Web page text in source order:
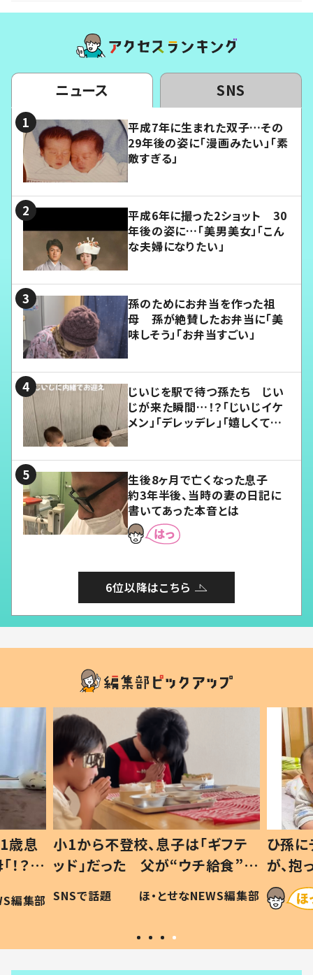
ニュース SNS
平成7年に生まれた双子…その
29年後の姿に「漫画みたい」「素
敵すぎる」
平成6年に撮った2ショット 30
年後の姿に…「美男美女」「こん
な夫婦になりたい」
孫のためにお弁当を作った祖
母 孫が絶賛したお弁当に「美
味しそう」「お弁当すごい」
じいじを駅で待つ孫たち じい
じが来た瞬間…！？「じいじイケ
メン」「デレッデレ」「嬉しくて可
生後8ヶ月で亡くなった息子
約3年半後、当時の妻の日記に
書いてあった本音とは
6位以降はこちら
歳息
？」
編集部
小1から不登校、息子は「ギフテ
ッド」だった 父が“ウチ給食”を
作り続ける理由とは #令和の親
#令和の子
SNSで話題 ほ・とせなNEWS編集部
ひ孫
が、
「涙が
い」